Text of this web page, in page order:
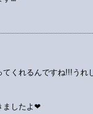
くれるんですね!!!うれ
ましたよ❤